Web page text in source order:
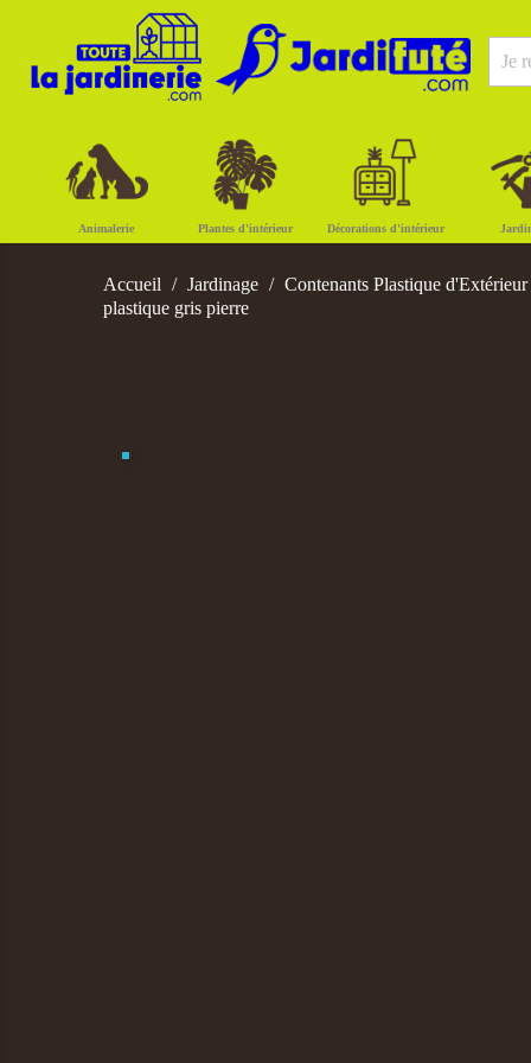
Animalerie Plantes d'intérieur Décorations d'intérieur
Accueil Jardinage
Contenants Plastique d'Extérieur
plastique gris pierre